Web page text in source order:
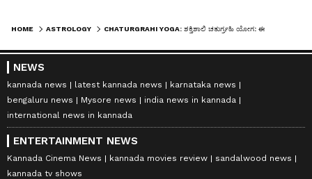
HOME ASTROLOGY
NEWS
kannada news latest kannada news
karnataka news
bengaluru news
Mysore news
india news in kannada
international news in kannada
ENTERTAINMENT NEWS
Kannada Cinema News kannada movies review
sandalwood news
kannada tv shows